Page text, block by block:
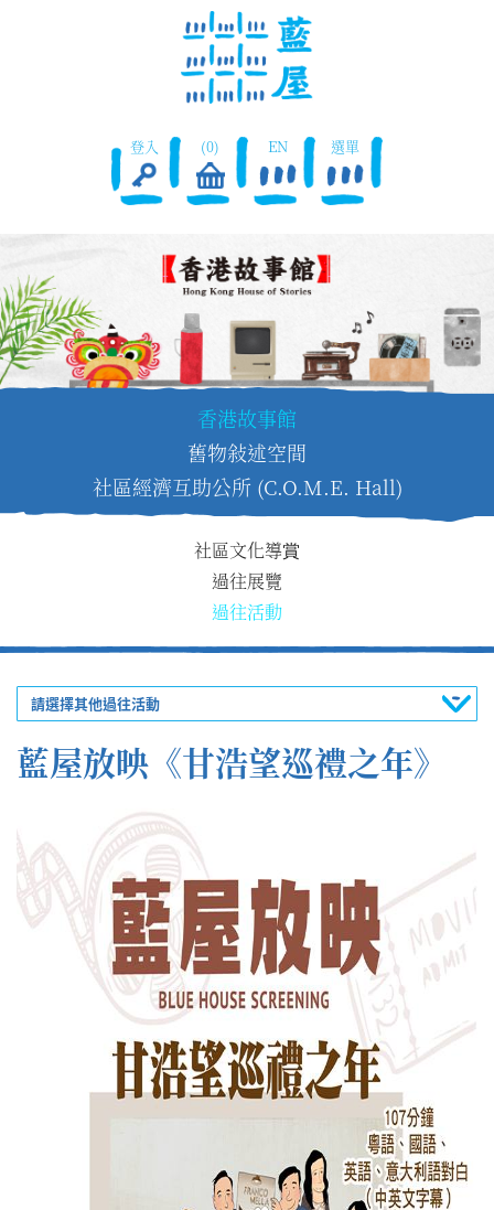
登入 (0) EN 選單
香港故事館
舊物敍述空間
社區經濟互助公所 (C.O.M.E. Hall)
社區文化導賞
過往展覽
過往活動
請選擇其他過往活動
藍屋放映《甘浩望巡禮之年》